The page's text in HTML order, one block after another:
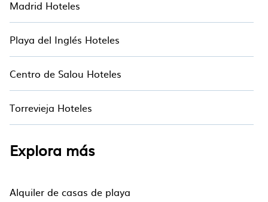
Madrid Hoteles
Playa del Inglés Hoteles
Centro de Salou Hoteles
Torrevieja Hoteles
Explora más
Alquiler de casas de playa